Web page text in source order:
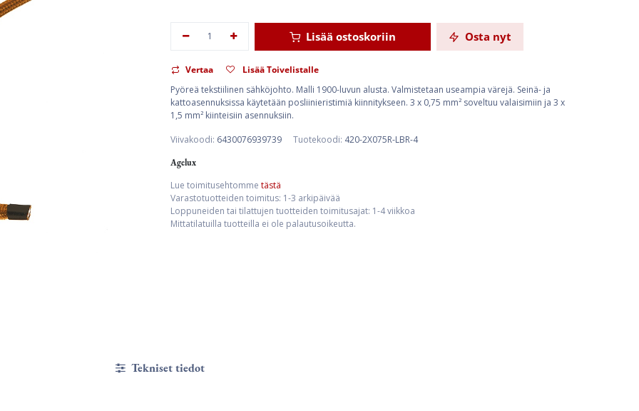
Lisää ostoskoriin Osta nyt
Vertaa
Lisää Toivelistalle
Pyöreä tekstiilinen sähköjohto. Malli 1900-luvun alusta. Valmistetaan useampia värejä. Seinä- ja
kattoasennuksissa käytetään posliinieristimiä kiinnitykseen. 3 x 0,75 mm² soveltuu valaisimiin ja 3 x
1,5 mm² kiinteisiin asennuksiin.
Viivakoodi: 6430076939739 Tuotekoodi: 420-2X075R-LBR-4
Agelux
Lue toimitusehtomme tästä
Varastotuotteiden toimitus: 1-3 arkipäivää
Loppuneiden tai tilattujen tuotteiden toimitusajat: 1-4 viikkoa
Mittatilatuilla tuotteilla ei ole palautusoikeutta.
Tekniset tiedot